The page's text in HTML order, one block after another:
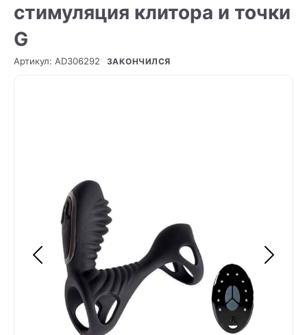
стимуляция клитора и точки
G
Артикул: AD306292 ЗАКОНЧИЛСЯ